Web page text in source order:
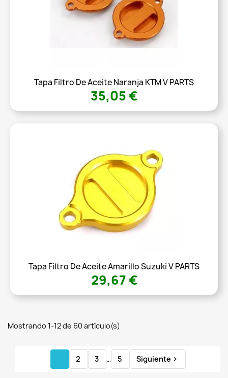
Tapa Filtro De Aceite Naranja KTM V PARTS
35,05 €
Tapa Filtro De Aceite Amarillo Suzuki V PARTS
29,67 €
Mostrando 1-12 de 60 artículo(s)
2 3 … 5 Siguiente 